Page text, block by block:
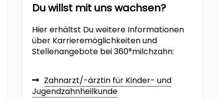
Du willst mit uns wachsen?
Hier erhältst Du weitere Informationen
über Karrieremöglichkeiten und
Stellenangebote bei 360°milchzahn:
Zahnarzt/-ärztin für Kinder- und
Jugendzahnheilkunde